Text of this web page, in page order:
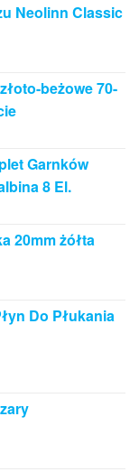
Neolinn Classic
beżowe 70-
Garnków
8 El.
20mm żółta
Do Płukania